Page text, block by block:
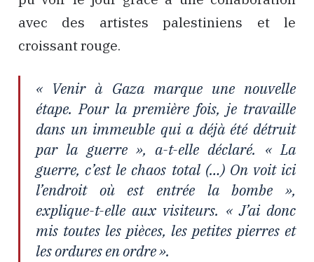
avec des artistes palestiniens et le
croissant rouge.
« Venir à Gaza marque une nouvelle
étape. Pour la première fois, je travaille
dans un immeuble qui a déjà été détruit
par la guerre », a-t-elle déclaré. « La
guerre, c’est le chaos total (…) On voit ici
l’endroit où est entrée la bombe »,
explique-t-elle aux visiteurs. « J’ai donc
mis toutes les pièces, les petites pierres et
les ordures en ordre ».